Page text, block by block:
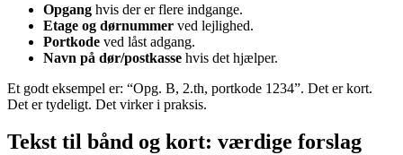
Opgang hvis der er flere indgange.
Etage og dørnummer ved lejlighed.
Portkode ved låst adgang.
Navn på dør/postkasse hvis det hjælper.
Et godt eksempel er: “Opg. B, 2.th, portkode 1234”. Det er kort.
Det er tydeligt. Det virker i praksis.
Tekst til bånd og kort: værdige forslag